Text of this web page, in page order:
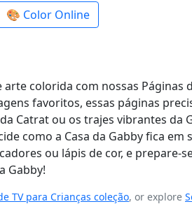
🎨 Color Online
colorida com nossas Páginas
favoritos, essas páginas
Catrat ou os trajes vibrantes da
como a Casa da Gabby fica em
ou lápis de cor, e prepare-
Gabby!
TV para Crianças coleção, or explore